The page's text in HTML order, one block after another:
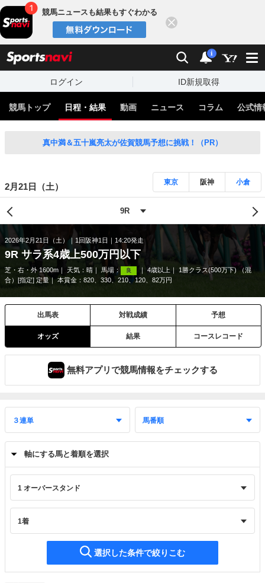
競馬ニュースも結果もすぐわかる
検索 通知
i
ログイン ID新規取得
競馬トップ 日程・結果 動画 ニュース コラム 公式情
真中満＆五十嵐亮太が佐賀競馬予想に挑戦！（PR）
2月21日（土） 東京 阪神 小倉
2026年2月21日（土） 1回阪神1日 14:20発走
9R サラ系4歳上500万円以下
芝・右・外 1600m 天気： 晴 馬場： 良 4歳以上
1勝クラス(500万下) （混
合）[指定] 定量
本賞金：820、330、210、120、82万円
出馬表 対戦成績 予想
オッズ 結果 コースレコード
無料アプリで競馬情報をチェックする
軸にする馬と着順を選択
選択した条件で絞りこむ